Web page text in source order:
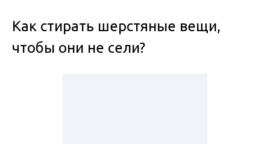
Как стирать шерстяные вещи,
чтобы они не сели?